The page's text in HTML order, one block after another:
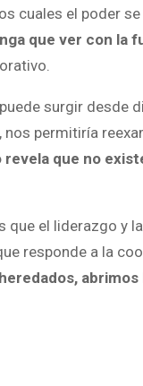
cuales el poder
que ver con la
surgir
permitiría
que no
que el liderazgo y
responde a la